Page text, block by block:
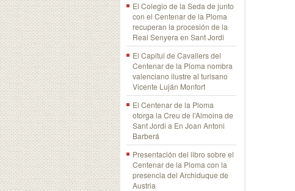
El Colegio de la Seda de junto
con el Centenar de la Ploma
recuperan la procesión de la
Real Senyera en Sant Jordi
El Capitul de Cavallers del
Centenar de la Ploma nombra
valenciano ilustre al turisano
Vicente Luján Monfort
El Centenar de la Ploma
otorga la Creu de l'Almoina de
Sant Jordi a En Joan Antoni
Barberá
Presentación del libro sobre el
Centenar de la Ploma con la
presencia del Archiduque de
Austria